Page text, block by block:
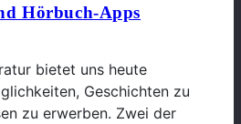
Hörbuch-Apps
bietet uns heute
Geschichten zu
zu erwerben. Zwei der